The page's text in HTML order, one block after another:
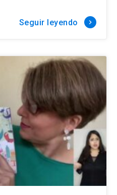
Seguir leyendo keyboard_arrow_right